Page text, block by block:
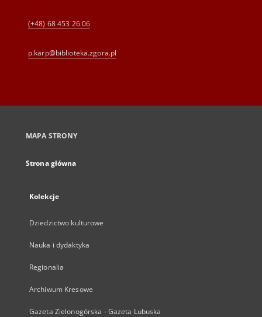
(+48) 68 453 26 06
p.karp@biblioteka.zgora.pl
MAPA STRONY
Strona główna
Kolekcje
Dziedzictwo kulturowe
Nauka i dydaktyka
Regionalia
Archiwum Kresowe
Gazeta Zielonogórska - Gazeta Lubuska